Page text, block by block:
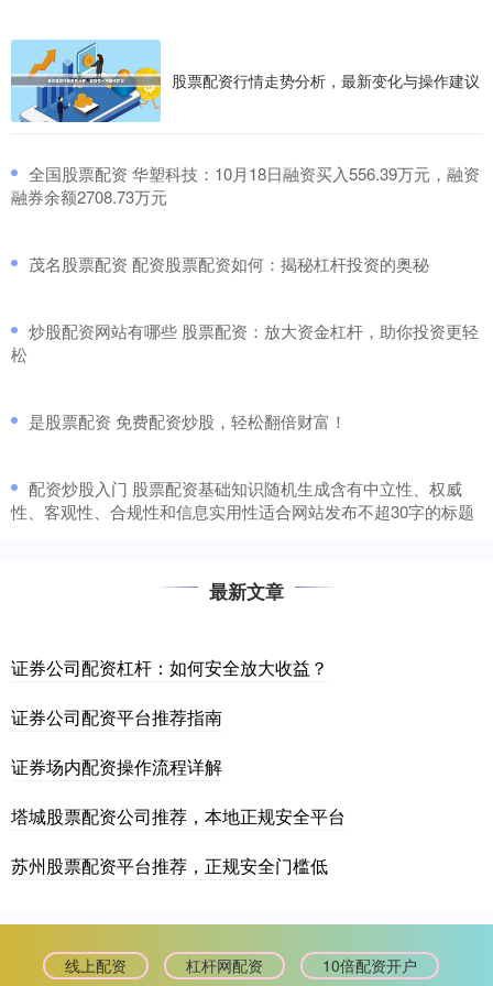
股票配资行情走势分析，最新变化与操作建议
​全国股票配资 华塑科技：10月18日融资买入556.39万元，融资
融券余额2708.73万元
​茂名股票配资 配资股票配资如何：揭秘杠杆投资的奥秘
​炒股配资网站有哪些 股票配资：放大资金杠杆，助你投资更轻
松
​是股票配资 免费配资炒股，轻松翻倍财富！
​配资炒股入门 股票配资基础知识随机生成含有中立性、权威
性、客观性、合规性和信息实用性适合网站发布不超30字的标题
最新文章
证券公司配资杠杆：如何安全放大收益？
证券公司配资平台推荐指南
证券场内配资操作流程详解
塔城股票配资公司推荐，本地正规安全平台
苏州股票配资平台推荐，正规安全门槛低
线上配资 杠杆网配资 10倍配资开户